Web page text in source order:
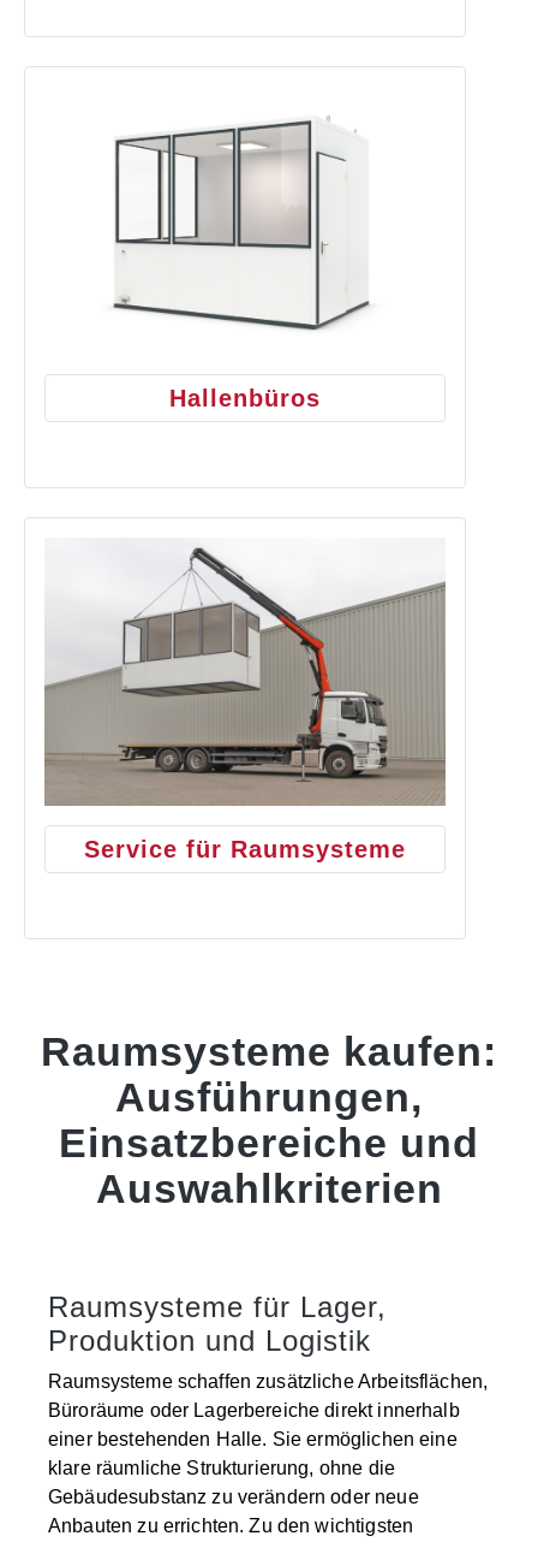
Hallenbüros
Service für Raumsysteme
Raumsysteme kaufen:
Ausführungen,
Einsatzbereiche und
Auswahlkriterien
Raumsysteme für Lager,
Produktion und Logistik
Raumsysteme schaffen zusätzliche Arbeitsflächen,
Büroräume oder Lagerbereiche direkt innerhalb
einer bestehenden Halle. Sie ermöglichen eine
klare räumliche Strukturierung, ohne die
Gebäudesubstanz zu verändern oder neue
Anbauten zu errichten. Zu den wichtigsten